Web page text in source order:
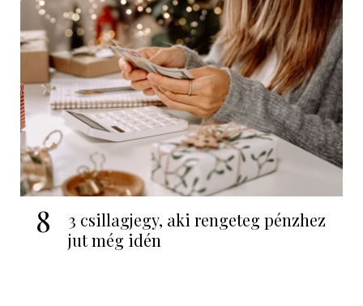
8
3 csillagjegy, aki rengeteg pénzhez
jut még idén